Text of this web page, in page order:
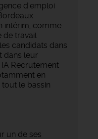
d'emploi
intérim, comme
de travail
candidats dans
dans leur
Recrutement
en
le bassin
un de ses